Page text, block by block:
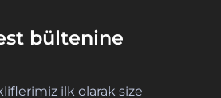
bültenine
ilk olarak size